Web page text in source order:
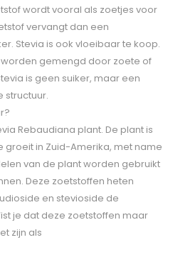
wordt vooral als zoetjes voor
vervangt dan een
Stevia is ook vloeibaar te koop.
gemengd door zoete of
is geen suiker, maar een
structuur.
Rebaudiana plant. De plant is
groeit in Zuid-Amerika, met name
van de plant worden gebruikt
Deze zoetstoffen heten
en stevioside de
je dat deze zoetstoffen maar
zijn als